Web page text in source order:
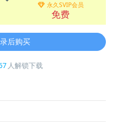
永久SVIP会员
免费
后购买
人解锁下载